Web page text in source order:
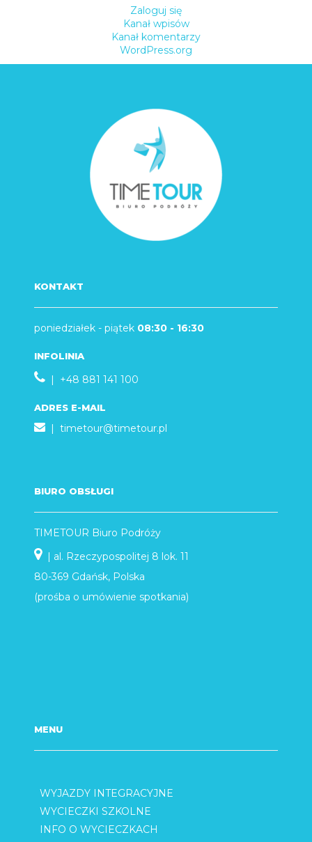
Zaloguj się
Kanał wpisów
Kanał komentarzy
WordPress.org
KONTAKT
poniedziałek - piątek 08:30 - 16:30
INFOLINIA
| +48 881 141 100
ADRES E-MAIL
| timetour@timetour.pl
BIURO OBSŁUGI
TIMETOUR Biuro Podróży
| al. Rzeczypospolitej 8 lok. 11
80-369 Gdańsk, Polska
(prośba o umówienie spotkania)
MENU
WYJAZDY INTEGRACYJNE
WYCIECZKI SZKOLNE
INFO O WYCIECZKACH